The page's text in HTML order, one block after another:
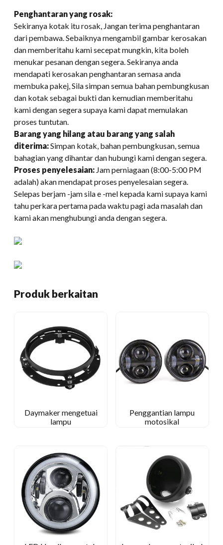
Penghantaran yang rosak:
Sekiranya kotak itu rosak, Jangan terima penghantaran
dari pembawa. Sebaiknya mengambil gambar kerosakan
dan memberitahu kami secepat mungkin, kita boleh
menukar pesanan dengan segera. Sekiranya anda
mendapati kerosakan penghantaran semasa anda
membuka pakej, Sila simpan semua bahan pembungkusan
dan kotak sebagai bukti dan kemudian memberitahu
kami dengan segera supaya kami dapat memulakan
proses tuntutan.
Barang yang hilang atau barang yang salah
diterima:Simpan kotak, bahan pembungkusan, semua
bahagian yang dihantar dan hubungi kami dengan segera.
Proses penyelesaian: Jam perniagaan (8:00-5:00 PM
adalah) akan mendapat proses penyelesaian segera.
Selepas berjam -jam sila e -mel kepada kami supaya kami
tahu perkara pertama pada waktu pagi ada masalah dan
kami akan menghubungi anda dengan segera.
Produk berkaitan
Daymaker mengetuai
lampu
Penggantian lampu
motosikal